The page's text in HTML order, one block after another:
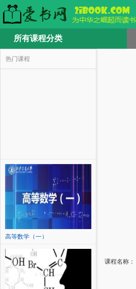
所有课程分类
热门课程
高等数学（一）
课程名称：